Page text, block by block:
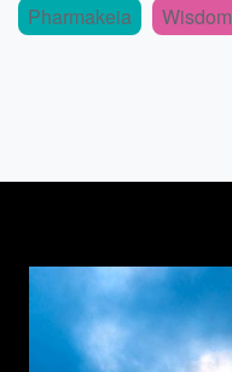
Pharmakeia
Wisdom